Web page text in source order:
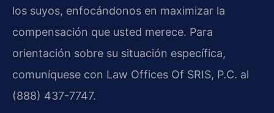
los suyos, enfocándonos en maximizar la
compensación que usted merece. Para
orientación sobre su situación específica,
comuníquese con Law Offices Of SRIS, P.C. al
(888) 437-7747.